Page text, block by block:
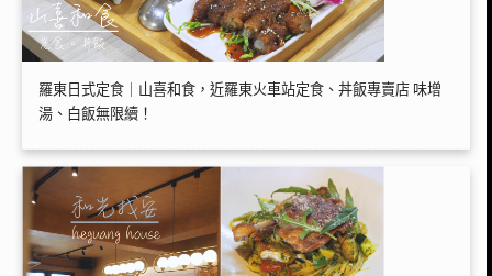
羅東日式定食｜山喜和食，近羅東火車站定食、丼飯專賣店 味增
湯、白飯無限續！